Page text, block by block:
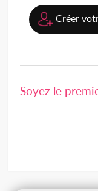
Créer
Soyez le